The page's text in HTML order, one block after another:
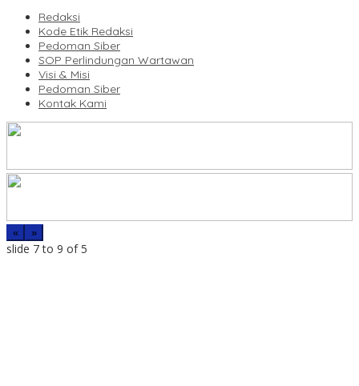
Redaksi
Kode Etik Redaksi
Pedoman Siber
SOP Perlindungan Wartawan
Visi & Misi
Pedoman Siber
Kontak Kami
« »
slide 7 to 9 of 5